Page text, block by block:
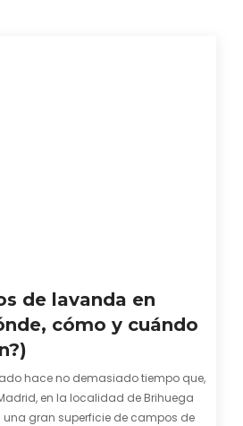
de lavanda en
cómo y cuándo
hace no demasiado tiempo que,
en la localidad de Brihuega
gran superficie de campos de